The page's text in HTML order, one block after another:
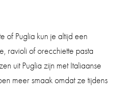
of Puglia kun je altijd een
ravioli of orecchiette pasta
uit Puglia zijn met Italiaanse
meer smaak omdat ze tijdens